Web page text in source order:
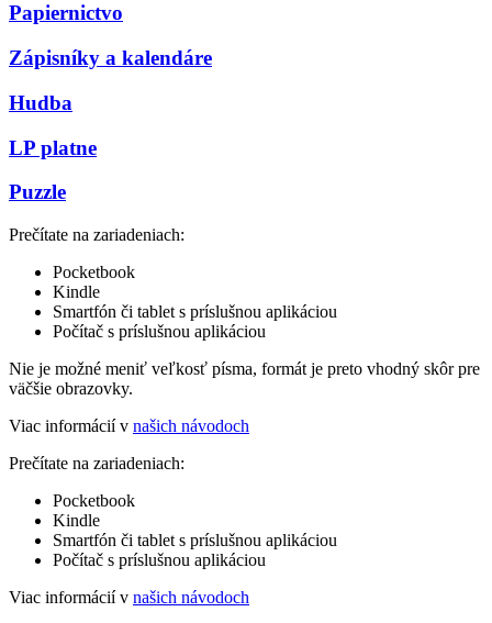
Papiernictvo
Zápisníky a kalendáre
Hudba
LP platne
Puzzle
Prečítate na zariadeniach:
Pocketbook
Kindle
Smartfón či tablet s príslušnou aplikáciou
Počítač s príslušnou aplikáciou
Nie je možné meniť veľkosť písma, formát je preto vhodný skôr pre
väčšie obrazovky.
Viac informácií v našich návodoch
Prečítate na zariadeniach:
Pocketbook
Kindle
Smartfón či tablet s príslušnou aplikáciou
Počítač s príslušnou aplikáciou
Viac informácií v našich návodoch